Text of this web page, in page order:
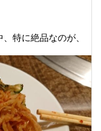
特に絶品なのが、